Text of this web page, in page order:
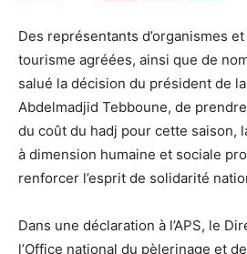
Des représentants d’organismes et
tourisme agréées, ainsi que de
salué la décision du président de
Abdelmadjid Tebboune, de
du coût du hadj pour cette saison,
à dimension humaine et sociale
renforcer l’esprit de solidarité
Dans une déclaration à l’APS, le
l’Office national du pèlerinage et